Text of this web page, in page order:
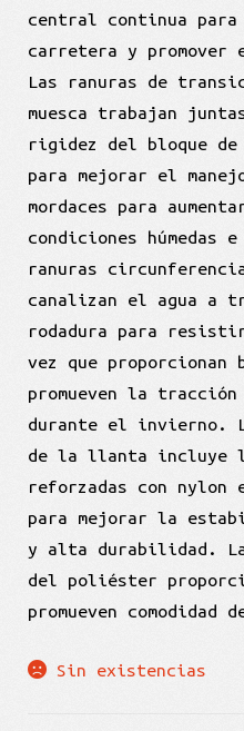
central continua
carretera y promover
Las ranuras de
muesca trabajan
rigidez del bloque de
para mejorar el
mordaces para
condiciones húmedas
ranuras
canalizan el agua a
rodadura para
vez que proporcionan
promueven la tracción
durante el invierno.
de la llanta incluye
reforzadas con nylon
para mejorar la
y alta durabilidad.
del poliéster
promueven comodidad
Sin existencias